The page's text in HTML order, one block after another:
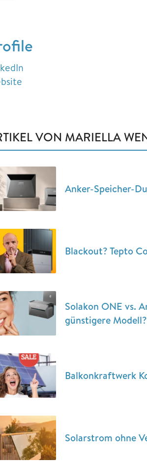
VON MARIELLA
Anker-Speicher-
Blackout? Tepto
Solakon ONE vs.
günstigere Modell?
Balkonkraftwerk
Solarstrom ohne